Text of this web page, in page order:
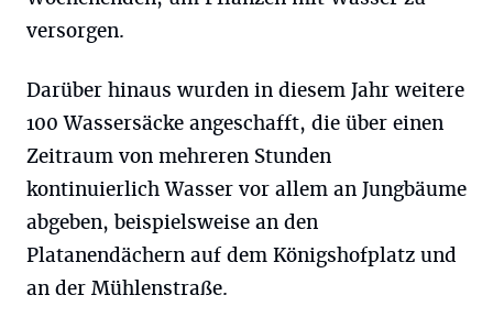
versorgen.
Darüber hinaus wurden in diesem Jahr weitere
100 Wassersäcke angeschafft, die über einen
Zeitraum von mehreren Stunden
kontinuierlich Wasser vor allem an Jungbäume
abgeben, beispielsweise an den
Platanendächern auf dem Königshofplatz und
an der Mühlenstraße.